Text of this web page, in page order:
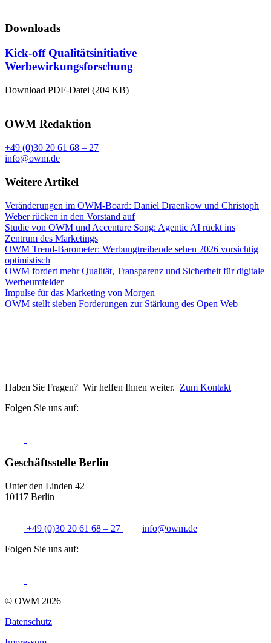
Downloads
Kick-off Qualitätsinitiative
Werbewirkungsforschung
Download PDF-Datei (204 KB)
OWM Redaktion
+49 (0)30 20 61 68 – 27
info@owm.de
Weitere Artikel
Veränderungen im OWM-Board: Daniel Draenkow und Christoph
Weber rücken in den Vorstand auf
Studie von OWM und Accenture Song: Agentic AI rückt ins
Zentrum des Marketings
OWM Trend-Barometer: Werbungtreibende sehen 2026 vorsichtig
optimistisch
OWM fordert mehr Qualität, Transparenz und Sicherheit für digitale
Werbeumfelder
Impulse für das Marketing von Morgen
OWM stellt sieben Forderungen zur Stärkung des Open Web
Haben Sie Fragen? Wir helfen Ihnen weiter. Zum Kontakt
Folgen Sie uns auf:
Geschäftsstelle Berlin
Unter den Linden 42
10117 Berlin
+49 (0)30 20 61 68 – 27 info@owm.de
Folgen Sie uns auf:
© OWM 2026
Datenschutz